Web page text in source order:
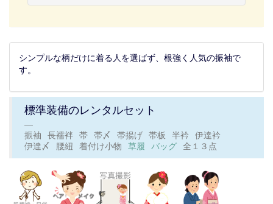
シンプルな柄だけに着る人を選ばず、根強く人気の振袖で
す。
標準装備のレンタルセット
振袖 長襦袢 帯 帯〆 帯揚げ 帯板 半衿
伊達衿
伊達〆
腰紐 着付け小物 草履 バッグ 全１３点